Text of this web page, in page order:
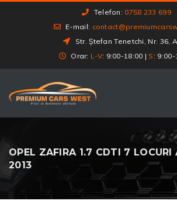
Telefon: 0758 233 699
E-mail:
Str. Ștefan Tenetchi, Nr. 36,
Orar: L-V: 9:00-18:00 | S : 9:00-
OPEL ZAFIRA 1.7 CDTI 7 LOCURI
2013